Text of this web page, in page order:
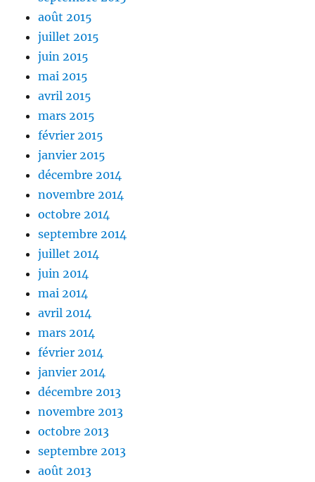
août 2015
juillet 2015
juin 2015
mai 2015
avril 2015
mars 2015
février 2015
janvier 2015
décembre 2014
novembre 2014
octobre 2014
septembre 2014
juillet 2014
juin 2014
mai 2014
avril 2014
mars 2014
février 2014
janvier 2014
décembre 2013
novembre 2013
octobre 2013
septembre 2013
août 2013